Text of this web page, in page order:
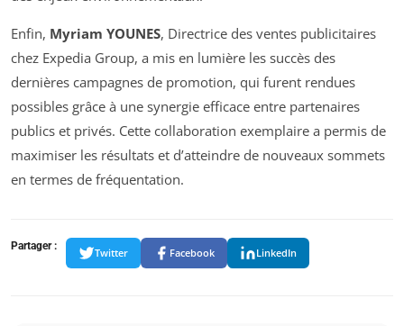
Enfin, Myriam YOUNES, Directrice des ventes publicitaires
chez Expedia Group, a mis en lumière les succès des
dernières campagnes de promotion, qui furent rendues
possibles grâce à une synergie efficace entre partenaires
publics et privés. Cette collaboration exemplaire a permis de
maximiser les résultats et d’atteindre de nouveaux sommets
en termes de fréquentation.
Partager :
Twitter Facebook LinkedIn